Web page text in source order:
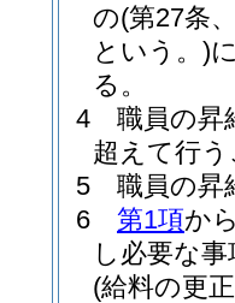
の(第27条
という。)
る。
4
職員の昇
超えて行
5
職員の昇
6
第1項か
し必要な
(給料の更